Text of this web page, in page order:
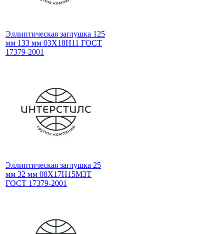
Эллиптическая заглушка 125
мм 133 мм 03Х18Н11 ГОСТ
17379-2001
Эллиптическая заглушка 25
мм 32 мм 08Х17Н15М3Т
ГОСТ 17379-2001